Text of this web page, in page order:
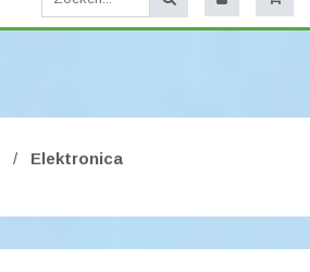
/ Elektronica